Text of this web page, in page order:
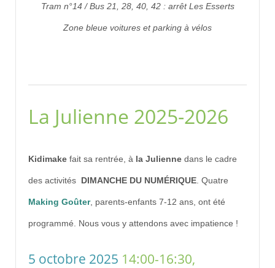
Tram n°14 / Bus 21, 28, 40, 42 : arrêt Les Esserts
Zone bleue voitures et parking à vélos
La Julienne 2025-2026
Kidimake fait sa rentrée, à la Julienne dans le cadre
des activités DIMANCHE DU NUMÉRIQUE . Quatre
Making Goûter, parents-enfants 7-12 ans, ont été
programmé. Nous vous y attendons avec impatience !
5 octobre 2025 14:00-16:30,